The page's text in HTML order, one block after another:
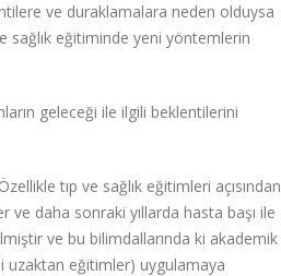
ve duraklamalara neden olduysa
sağlık eğitiminde yeni yöntemlerin
geleceği ile ilgili beklentilerini
tıp ve sağlık eğitimleri açısından
ve daha sonraki yıllarda hasta başı ile
ve bu bilimdallarında ki akademik
uzaktan eğitimler) uygulamaya